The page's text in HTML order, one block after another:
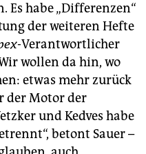
Es habe „Differenzen“
der weiteren Hefte
-Verantwortlicher
wollen da hin, wo
etwas mehr zurück
der Motor der
und Kedves habe
betont Sauer –